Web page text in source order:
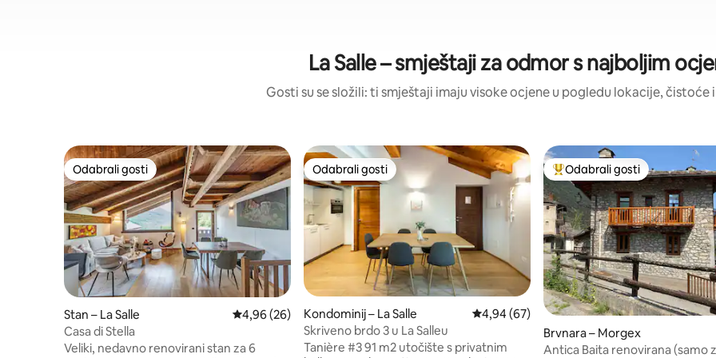
La Salle – smještaji za odmor s najboljim
Gosti su se složili: ti smještaji imaju visoke ocjene u pogledu lokacije, čistoće
Odabrali gosti
Odabrali gosti
Stan – La Salle Prosječna ocjena: 4,96/5, recenzija: 26
4,96 (26)
Casa di Stella
Veliki, nedavno renovirani stan za 6
Odabrali gosti
Odabrali gosti
Kondominij – La Salle Prosječna ocjena: 4,94/5, recenzija: 67
4,94 (67)
Skriveno brdo 3 u La Salleu
Tanière #3 91 m2 utočište s privatnim
Među najviše rangiranima s
Odabrali gosti
Brvnara – Morgex
Antica Baita renovirana (samo